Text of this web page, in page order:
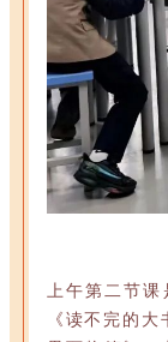
上午第二节
《读不完的